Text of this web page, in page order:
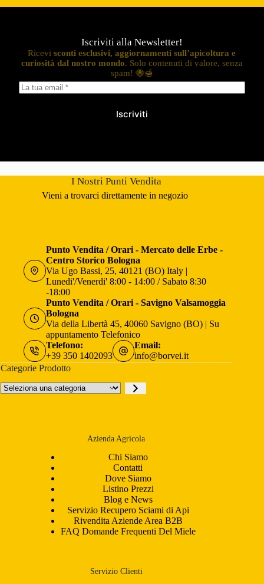
Iscriviti alla Newsletter!
Ricevisconti esclusivi, aggiornamenti sull’apicoltura e
curiosità dal nostro mondo. Solo contenuti di valore, senza
spam! 🐝🍯
Iscriviti
I Nostri Punti Vendita
Vieni a trovarci direttamente in negozio
Punto Vendita / Orari - Mercato delle Erbe -
Centro Storico Bologna
Via Ugo Bassi, 25, 40121 (BO) Italy |
Lunedi'/Venerdi' 8:00 - 14:00 / Sabato 8:30
-18:00
Punto Vendita / Orari - Savigno Valsamoggia
Bologna
Via della Libertà 45, 40060 Savigno (BO) | Su
appuntamento Telefonico
Telefono:
+39 350 1402093
Email:
info@borvei.it
Categorie Prodotto
Seleziona
una
Azienda Agricola
Chi Siamo
Contatti
Dove Siamo
Listino Prezzi
Blog e News
Servizio Recupero Sciami di Api
Rivendita Aziende Area B2B
FAQ Domande Frequenti Del Miele
Servizio Clienti